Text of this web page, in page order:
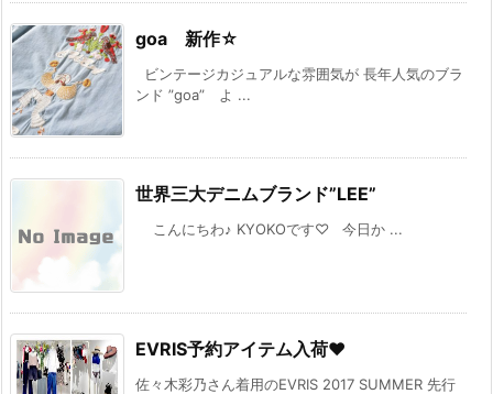
goa 新作☆
ビンテージカジュアルな雰囲気が 長年人気のブラ
ンド ”goa” よ ...
世界三大デニムブランド”LEE”
こんにちわ♪ KYOKOです♡ 今日か ...
EVRIS予約アイテム入荷♥
佐々木彩乃さん着用のEVRIS 2017 SUMMER 先行